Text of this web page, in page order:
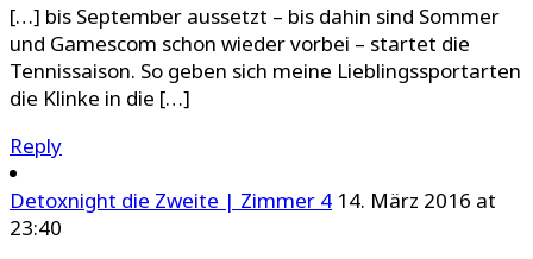
[…] bis September aussetzt – bis dahin sind Sommer
und Gamescom schon wieder vorbei – startet die
Tennissaison. So geben sich meine Lieblingssportarten
die Klinke in die […]
Reply
Detoxnight die Zweite | Zimmer 4 14. März 2016 at
23:40